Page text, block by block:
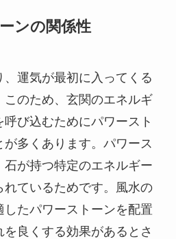
ンの関係性
運気が最初に入ってくる
のため、玄関のエネルギ
び込むためにパワースト
多くあります。パワース
石が持つ特定のエネルギー
れているためです。風水の
たパワーストーンを配置
良くする効果があるとさ